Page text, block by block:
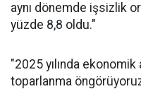
aynı dönemde işsizlik
yüzde 8,8 oldu."
"2025 yılında
toparlanma